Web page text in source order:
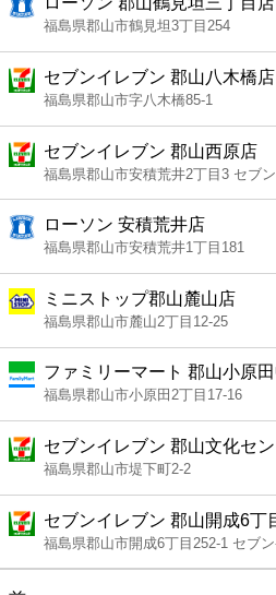
福島県郡山市鶴見坦3丁目254
セブンイレブン 郡山八木橋店
福島県郡山市字八木橋85-1
セブンイレブン 郡山西原店
福島県郡山市安積荒井2丁目3 セブ
ローソン 安積荒井店
福島県郡山市安積荒井1丁目181
ミニストップ郡山麓山店
福島県郡山市麓山2丁目12-25
ファミリーマート 郡山小原
福島県郡山市小原田2丁目17-16
セブンイレブン 郡山文化セ
福島県郡山市堤下町2-2
セブンイレブン 郡山開成6丁
福島県郡山市開成6丁目252-1 セブ